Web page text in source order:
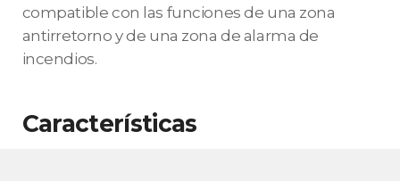
compatible con las funciones de una zona
antirretorno y de una zona de alarma de
incendios.
Características